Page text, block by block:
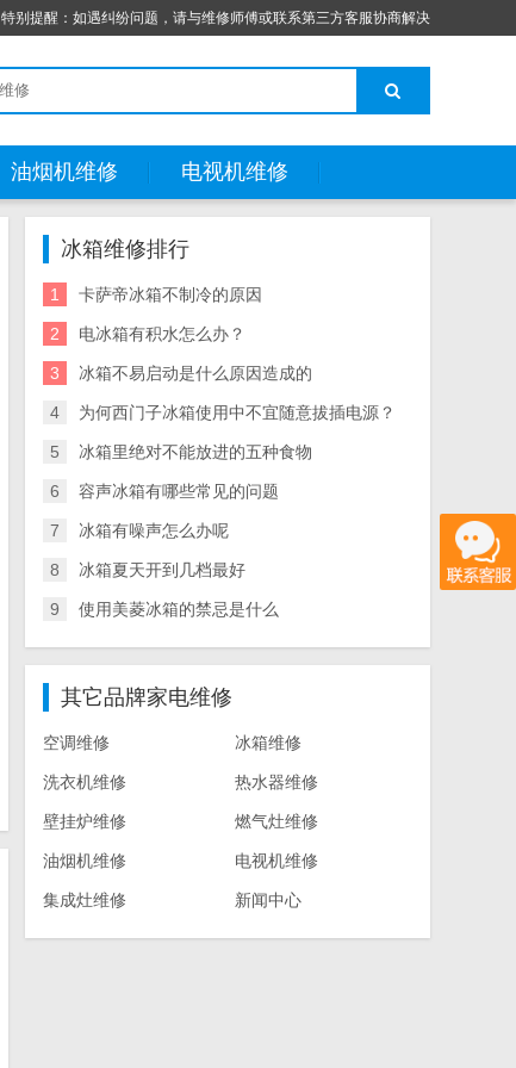
特别提醒：如遇纠纷问题，请与维修师傅或联系第三方客服协商解决
油烟机维修 电视机维修
冰箱维修排行
1 卡萨帝冰箱不制冷的原因
2 电冰箱有积水怎么办？
3 冰箱不易启动是什么原因造成的
4 为何西门子冰箱使用中不宜随意拔插电源？
5 冰箱里绝对不能放进的五种食物
6 容声冰箱有哪些常见的问题
7 冰箱有噪声怎么办呢
8 冰箱夏天开到几档最好
9 使用美菱冰箱的禁忌是什么
其它品牌家电维修
空调维修 冰箱维修
洗衣机维修 热水器维修
壁挂炉维修 燃气灶维修
油烟机维修 电视机维修
集成灶维修 新闻中心